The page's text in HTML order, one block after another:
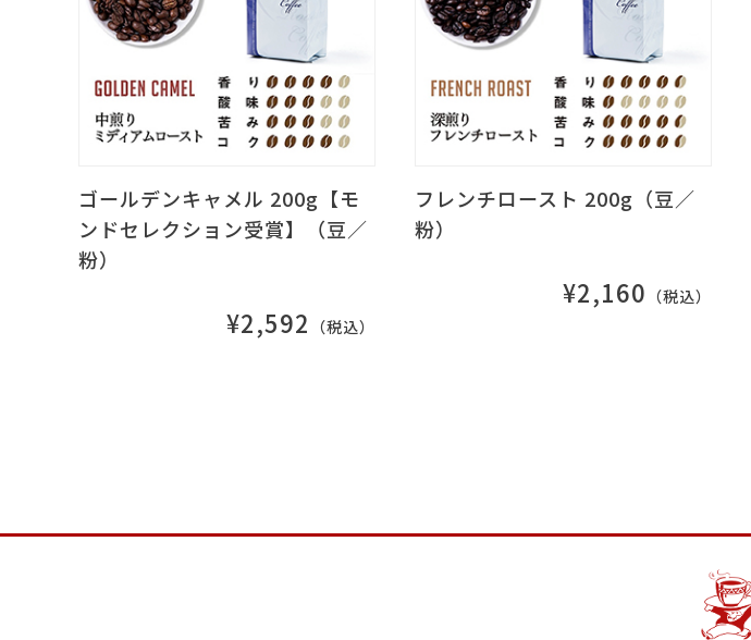
ゴールデンキャメル 200g【モ
ンドセレクション受賞】（豆／
粉）
¥2,592 （税込）
フレンチロースト 200g（豆／
粉）
¥2,160 （税込）